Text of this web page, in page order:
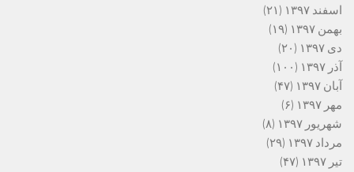
اسفند ۱۳۹۷
(۲۱)
بهمن ۱۳۹۷
(۱۹)
دی ۱۳۹۷
(۲۰)
آذر ۱۳۹۷
(۱۰۰)
آبان ۱۳۹۷
(۴۷)
مهر ۱۳۹۷
(۶)
شهریور ۱۳۹۷
(۸)
مرداد ۱۳۹۷
(۲۹)
تیر ۱۳۹۷
(۴۷)